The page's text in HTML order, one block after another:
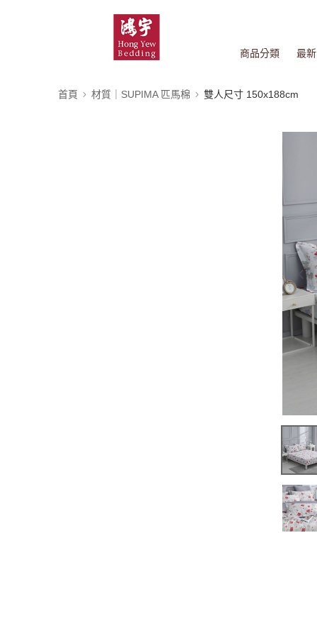
商品分類 最
首頁 材質｜SUPIMA 匹馬棉 雙人尺寸 150x188cm